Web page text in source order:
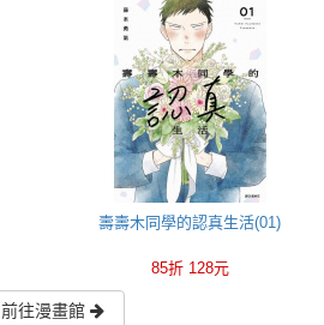
壽壽木同學的認真生活(01)
85折 128元
前往漫畫館